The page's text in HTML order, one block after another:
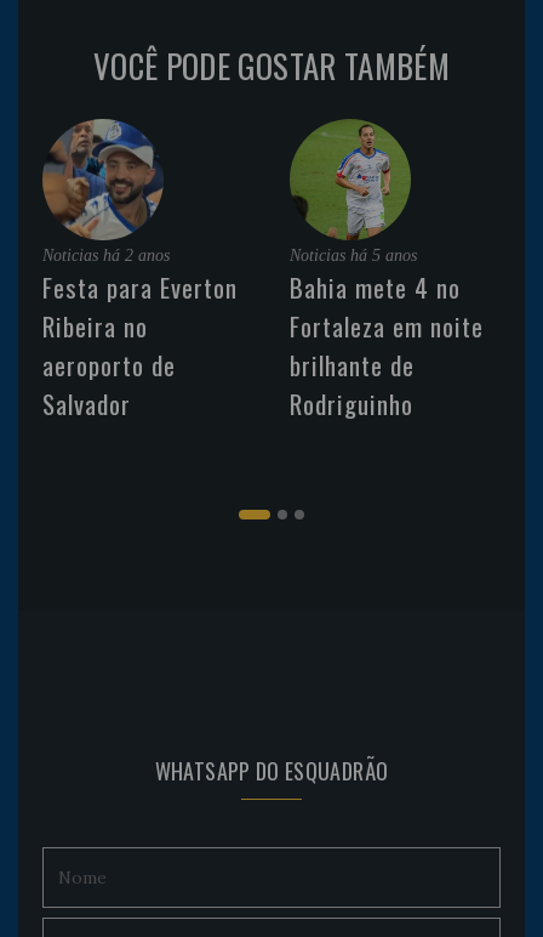
VOCÊ PODE GOSTAR TAMBÉM
Noticias há 2 anos
Festa para Everton
Ribeira no
aeroporto de
Salvador
Noticias há 5 anos
Bahia mete 4 no
Fortaleza em noite
brilhante de
Rodriguinho
WHATSAPP DO ESQUADRÃO